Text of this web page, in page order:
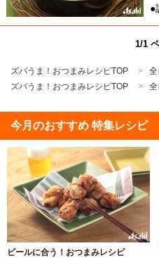
●
1/1
ズバうま！おつまみレシピTOP
ズバうま！おつまみレシピTOP
今月のおすすめ 特集レシピ
ビールに合う！おつまみレシピ